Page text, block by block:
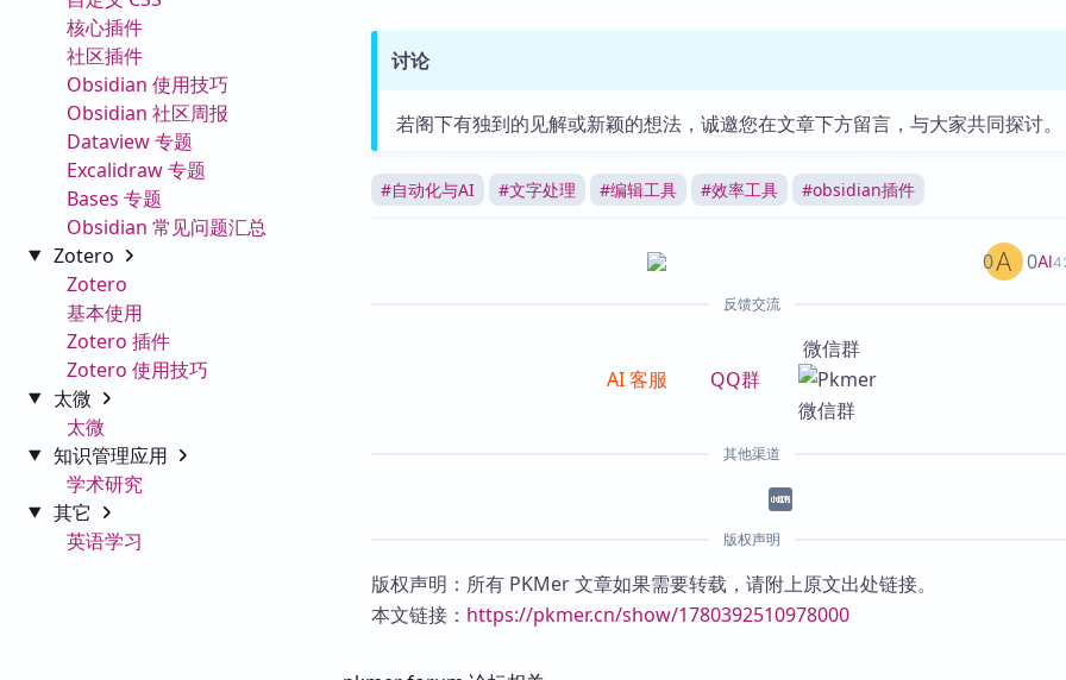
核心插件
社区插件
Obsidian 使用技巧
Obsidian 社区周报
Dataview 专题
Excalidraw 专题
Bases 专题
Obsidian 常见问题汇总
Zotero
Zotero
基本使用
Zotero 插件
Zotero 使用技巧
太微
太微
知识管理应用
学术研究
其它
英语学习
讨论
若阁下有独到的见解或新颖的想法，诚邀您在文章下方留言，与大家共同探讨。
#自动化与AI #文字处理 #编辑工具 #效率工具 #obsidian插件
AI
0 0
反馈交流
AI 客服 QQ群
微信群
其他渠道
版权声明
版权声明：所有 PKMer 文章如果需要转载，请附上原文出处链接。
本文链接： https://pkmer.cn/show/1780392510978000